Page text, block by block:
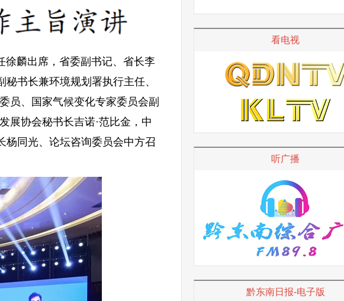
麟出席，省委副书记、省长李
书长兼环境规划署执行主任、
员、国家气候变化专家委员会副
展协会秘书长吉诺·范比金，中
杨同光、论坛咨询委员会中方召
看电视
听广播
黔东南日报-电子版